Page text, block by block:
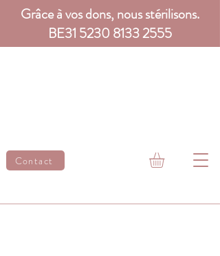
Grâce à vos dons, nous stérilisons.
BE31 5230 8133 2555
Contact